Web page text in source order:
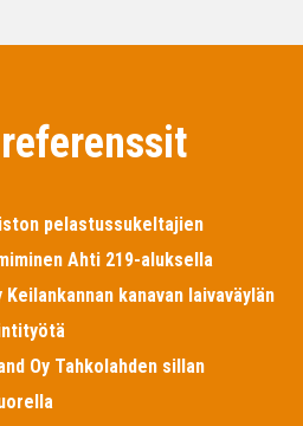
pelastussukeltajien
Ahti 219-aluksella
Keilankannan kanavan laivaväylän
Oy Tahkolahden sillan